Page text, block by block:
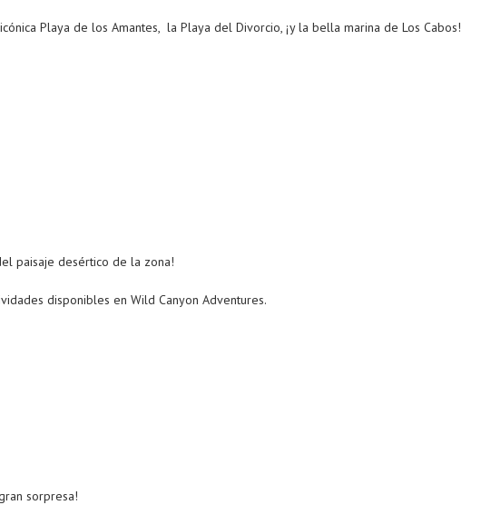
Playa de los Amantes, la Playa del Divorcio, ¡y la bella marina de Los Cabos!
paisaje desértico de la zona!
disponibles en Wild Canyon Adventures.
sorpresa!